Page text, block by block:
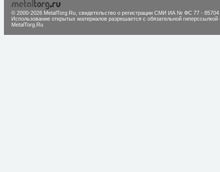
© 2000-2026 MetalTorg.Ru, cвидетельство о регистрации СМИ ИА № ФС 77 - 85704
Использование открытых материалов разрешается с обязательной гиперссылкой
MetalTorg.Ru